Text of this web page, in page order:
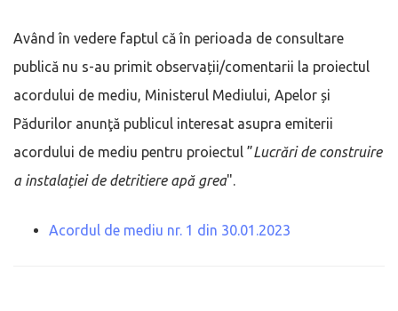
Având în vedere faptul că în perioada de consultare
publică nu s-au primit observații/comentarii la proiectul
acordului de mediu, Ministerul Mediului, Apelor și
Pădurilor anunţă publicul interesat asupra emiterii
acordului de mediu pentru proiectul ”Lucrări de construire
a instalației de detritiere apă grea".
Acordul de mediu nr. 1 din 30.01.2023